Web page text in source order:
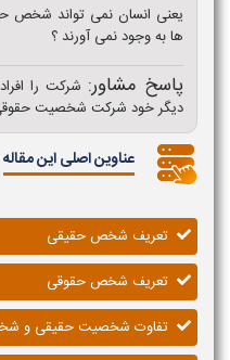
یعنی انسان نمی تواند شخص
ها به وجود نمی آورند ؟
پاسخ مشاور: شرکت را
دیگر خود شرکت شخصیت
عناوین اصلی این مقاله
تعریف شخص حقیقی
تعریف شخص حقوقی
تفاوت شخصیت حقیقی و